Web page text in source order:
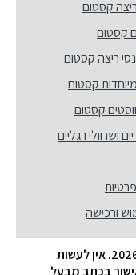
קסטום
קסטום
ריצה קסטום
קסטום
קסטום
ושרוולי רגליים
ורכישה
2026. אין לעשות
בכתב מבעל